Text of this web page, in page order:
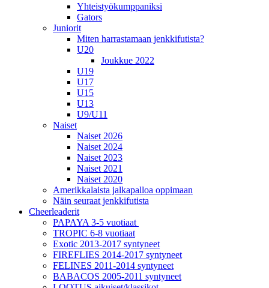
Yhteistyökumppaniksi
Gators
Juniorit
Miten harrastamaan jenkkifutista?
U20
Joukkue 2022
U19
U17
U15
U13
U9/U11
Naiset
Naiset 2026
Naiset 2024
Naiset 2023
Naiset 2021
Naiset 2020
Amerikkalaista jalkapalloa oppimaan
Näin seuraat jenkkifutista
Cheerleaderit
PAPAYA 3-5 vuotiaat
TROPIC 6-8 vuotiaat
Exotic 2013-2017 syntyneet
FIREFLIES 2014-2017 syntyneet
FELINES 2011-2014 syntyneet
BABACOS 2005-2011 syntyneet